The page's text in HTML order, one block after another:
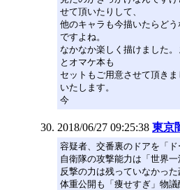
せて頂いたりして、
他のキャラも今描いたらど
ですよね。
なかなか楽しく描けました
とオマケ本も
セットもご用意させて頂き
いたします。
今
2018/06/27 09:25:38 東京
容疑者、交番裏のドアを「ド
自衛隊の攻撃能力は「世界一
反撃の力は残っていなかった
体重公開も「痩せすぎ」物議